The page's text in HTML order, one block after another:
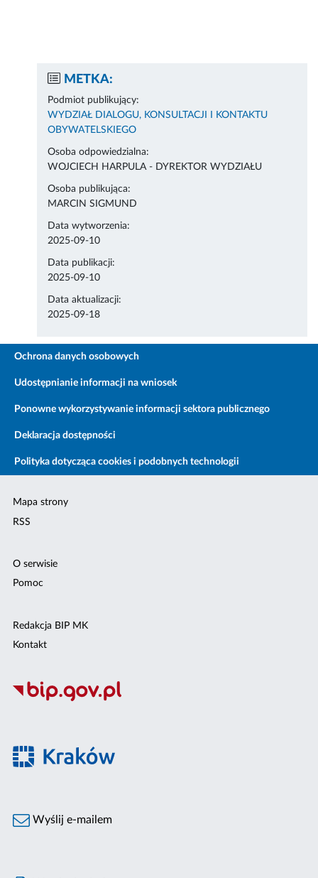
METKA:
Podmiot publikujący:
WYDZIAŁ DIALOGU, KONSULTACJI I KONTAKTU
OBYWATELSKIEGO
Osoba odpowiedzialna:
WOJCIECH HARPULA - DYREKTOR WYDZIAŁU
Osoba publikująca:
MARCIN SIGMUND
Data wytworzenia:
2025-09-10
Data publikacji:
2025-09-10
Data aktualizacji:
2025-09-18
Ochrona danych osobowych
Udostępnianie informacji na wniosek
Ponowne wykorzystywanie informacji sektora publicznego
Deklaracja dostępności
Polityka dotycząca cookies i podobnych technologii
Mapa strony
RSS
O serwisie
Pomoc
Redakcja BIP MK
Kontakt
Wyślij e-mailem